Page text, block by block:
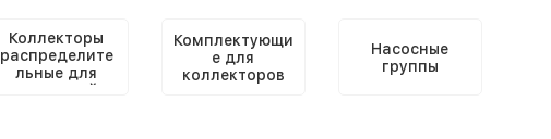
Коллекторы
распределите
льные для
котельной
Комплектующи
е для
коллекторов
Насосные
группы